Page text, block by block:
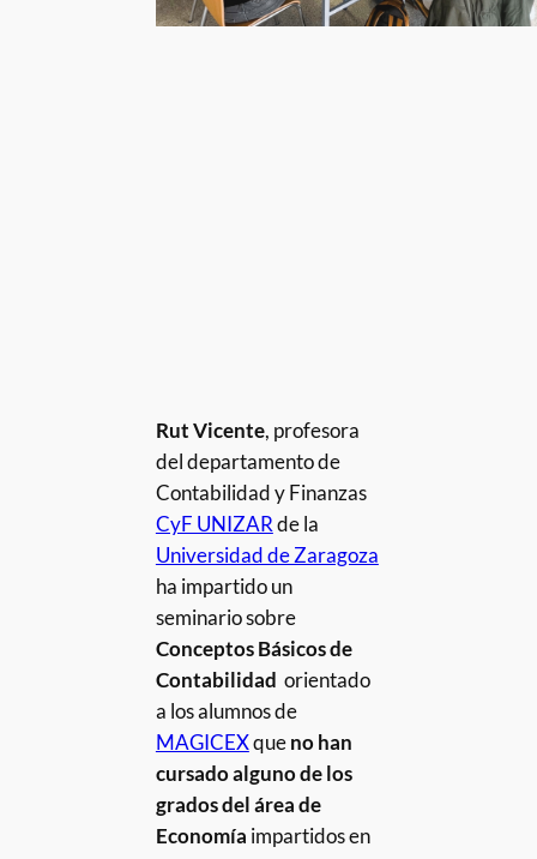
Rut Vicente, profesora
del departamento de
Contabilidad y Finanzas
CyF UNIZARde la
Universidad de Zaragoza
ha impartido un
seminario sobre
Conceptos Básicos de
Contabilidad orientado
a los alumnos de
MAGICEXquenohan
cursado alguno de los
grados del área de
Economía impartidos en